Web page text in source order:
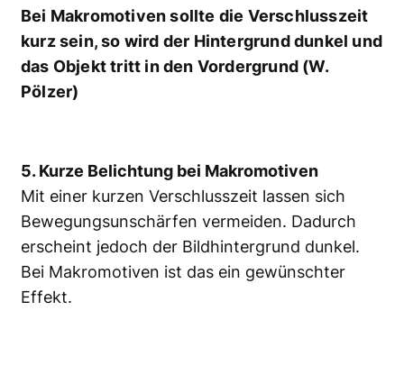
Bei Makromotiven sollte die Verschlusszeit
kurz sein, so wird der Hintergrund dunkel und
das Objekt tritt in den Vordergrund (W.
Pölzer)
5. Kurze Belichtung bei Makromotiven
Mit einer kurzen Verschlusszeit lassen sich
Bewegungsunschärfen vermeiden. Dadurch
erscheint jedoch der Bildhintergrund dunkel.
Bei Makromotiven ist das ein gewünschter
Effekt.